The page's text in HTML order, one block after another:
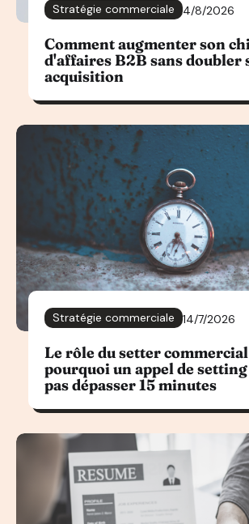
Stratégie commerciale 4/8/2026
Comment augmenter son
d'affaires B2B sans doubler
acquisition
Stratégie commerciale 14/7/2026
Le rôle du setter
pourquoi un appel de
pas dépasser 15 minutes